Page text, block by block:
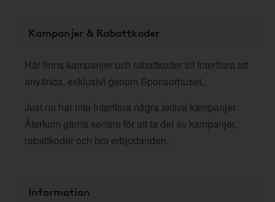
Kampanjer & Rabattkoder
Här finns kampanjer och rabattkoder till Interflora att
använda, exklusivt genom Sponsorhuset.
Just nu har inte Interflora några aktiva kampanjer.
Återkom gärna senare för att ta del av kampanjer,
rabattkoder och bra erbjudanden.
Information